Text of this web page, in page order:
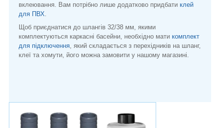
вклеювання. Вам потрібно лише додатково придбати клей
для ПВХ
Щоб приєднатися до шлангів 32/38 мм, якими
комплектуються каркасні басейни, необхідно мати комплект
для підключення , який складається з перехідників на шланг,
клеї та хомути, його можна замовити у нашому магазині.